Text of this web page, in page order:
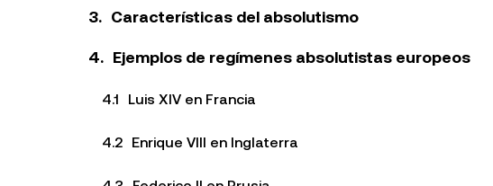
Características del absolutismo
Ejemplos de regímenes absolutistas europeos
Luis XIV en Francia
Enrique VIII en Inglaterra